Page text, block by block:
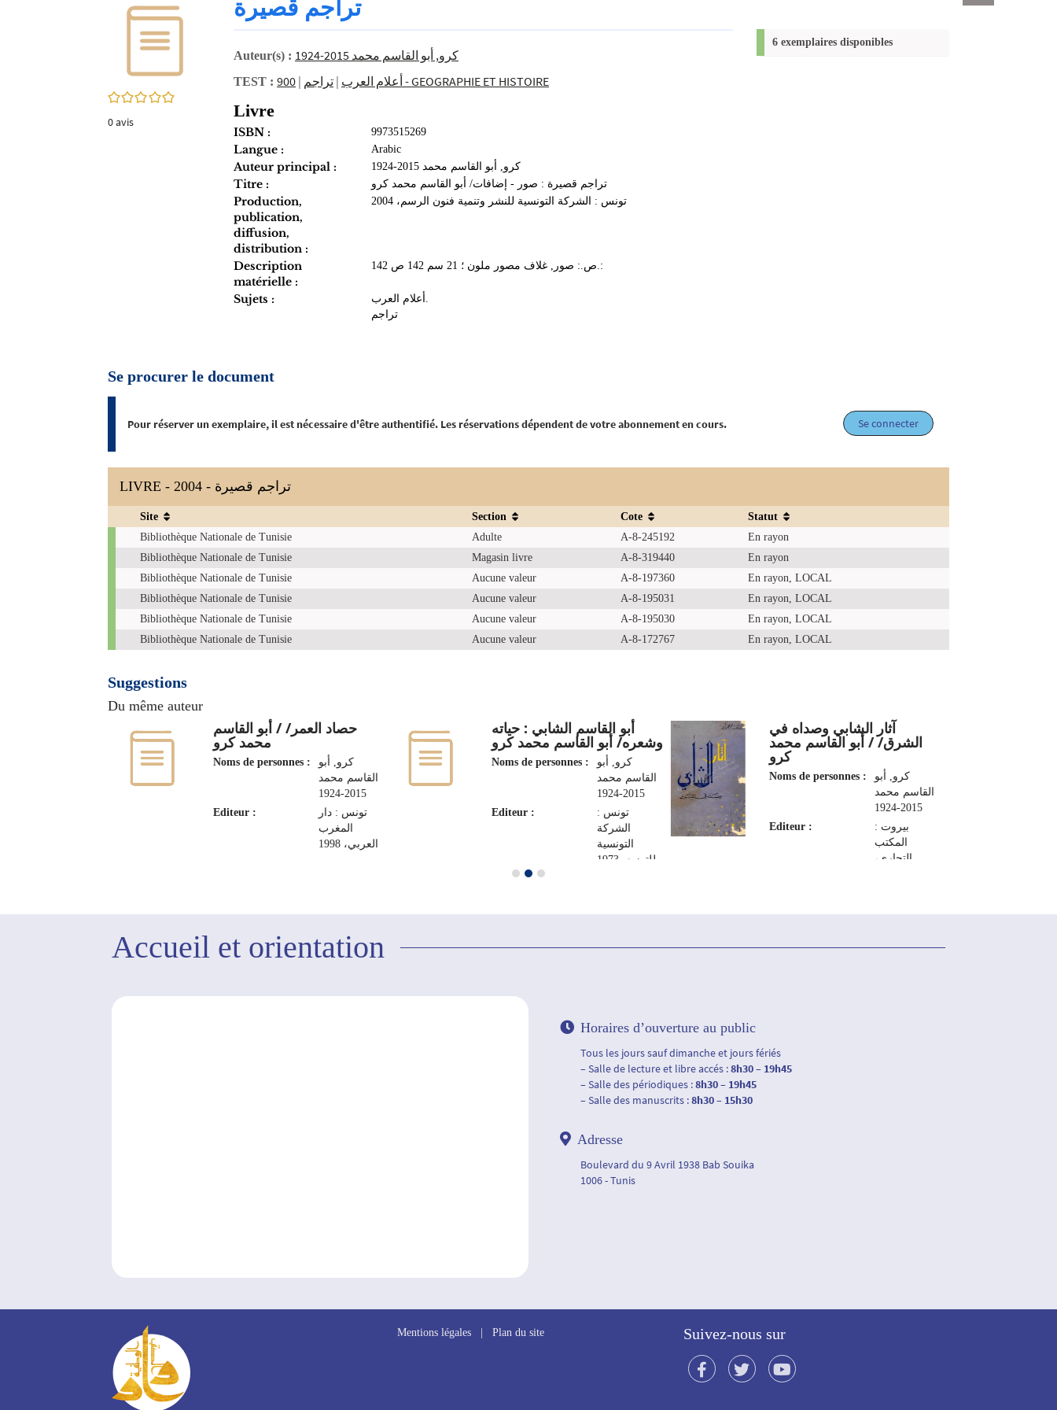
0/5
0avis
تراجم قصيرة
Auteur(s) : كرو, أبو القاسم محمد 2015-1924
TEST : أعلام العرب | تراجم | 900 - GEOGRAPHIE ET HISTOIRE
Livre
ISBN : 9973515269
Langue : Arabic
Auteur principal : كرو, أبو القاسم محمد 2015-1924
Titre : تراجم قصيرة : صور - إضافات/ أبو القاسم محمد كرو
Production,
publication,
diffusion,
distribution :
تونس : الشركة التونسية للنشر وتنمية فنون الرسم، 2004
Description
matérielle :
142 ص.: صور, غلاف مصور ملون ؛ 21 سم 142 ص.:
Sujets :
أعلام العرب.
تراجم
6 exemplaires disponibles
Se procurer le document
Pour réserver un exemplaire, il est nécessaire d'être authentifié. Les réservations dépendent de votre abonnement en cours. Se connecter
LIVRE - 2004 - تراجم قصيرة
Exemplaires
Site Section Cote
Statut
Bibliothèque Nationale de Tunisie
Adulte A-8-245192
En rayon
Bibliothèque Nationale de Tunisie
Magasin livre A-8-319440
En rayon
Bibliothèque Nationale de Tunisie
Aucune valeur A-8-197360
En rayon, LOCAL
Bibliothèque Nationale de Tunisie
Aucune valeur A-8-195031
En rayon, LOCAL
Bibliothèque Nationale de Tunisie
Aucune valeur A-8-195030
En rayon, LOCAL
Bibliothèque Nationale de Tunisie
Aucune valeur A-8-172767 En rayon, LOCAL
Suggestions
Du même auteur
أبو القاسم الشابي : حياته
وشعره/ أبو القاسم محمد كرو
Noms de personnes :
كرو, أبو
القاسم محمد
2015-1924
Editeur :
تونس :
الشركة
التونسية
للتوزيع، 1973
آثار الشابي وصداه في
الشرق/ / أبو القاسم محمد
كرو
Noms de personnes :
كرو, أبو
القاسم محمد
2015-1924
Editeur :
بيروت :
المكتب
التجاري،
حصاد العمر/ / أبو القاسم
محمد كرو
Noms de personnes :
كرو, أبو
القاسم محمد
2015-1924
Editeur :
تونس : دار
المغرب
العربي، 1998
Accueil et orientation
Horaires d’ouverture au public
Tous les jours sauf dimanche et jours fériés
– Salle de lecture et libre accés :8h30 – 19h45
– Salle des périodiques :8h30 – 19h45
– Salle des manuscrits :8h30 – 15h30
Adresse
Boulevard du 9 Avril 1938 Bab Souika
1006 - Tunis
Mentions légales Plan du site Suivez-nous sur